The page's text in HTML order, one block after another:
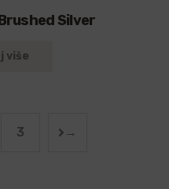
Silver
više
3 →